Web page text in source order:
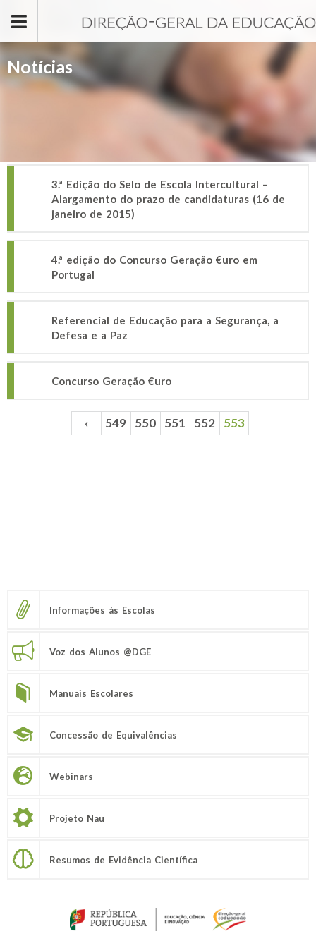
Notícias
3.ª Edição do Selo de Escola Intercultural –
Alargamento do prazo de candidaturas (16 de
janeiro de 2015)
4.ª edição do Concurso Geração €uro em
Portugal
Referencial de Educação para a Segurança, a
Defesa e a Paz
Concurso Geração €uro
‹ 549 550 551 552 553
Informações às Escolas
Voz dos Alunos @DGE
Manuais Escolares
Concessão de Equivalências
Webinars
Projeto Nau
Resumos de Evidência Científica